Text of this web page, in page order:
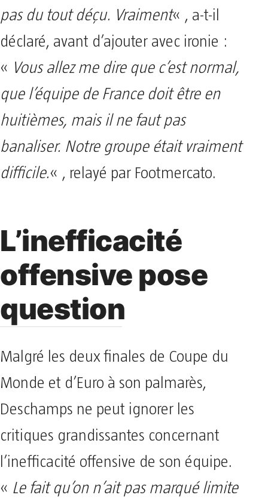
pas du tout déçu. Vraiment« , a-t-il
déclaré, avant d’ajouter avec ironie :
« Vous allez me dire que c’est normal,
que l’équipe de France doit être en
huitièmes, mais il ne faut pas
banaliser. Notre groupe était vraiment
difficile.« , relayé par Footmercato.
L’inefficacité
offensive pose
question
Malgré les deux finales de Coupe du
Monde et d’Euro à son palmarès,
Deschamps ne peut ignorer les
critiques grandissantes concernant
l’inefficacité offensive de son équipe.
« Le fait qu’on n’ait pas marqué limite